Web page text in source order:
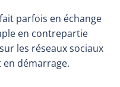
parfois en échange
en contrepartie
les réseaux sociaux
démarrage.